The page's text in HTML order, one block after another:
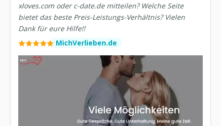
xloves.com oder c-date.de mitteilen? Welche Seite
bietet das beste Preis-Leistungs-Verhältnis? Vielen
Dank für eure Hilfe!!
MichVerlieben.de